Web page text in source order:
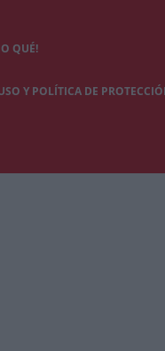
QUÉ!
Y POLÍTICA DE